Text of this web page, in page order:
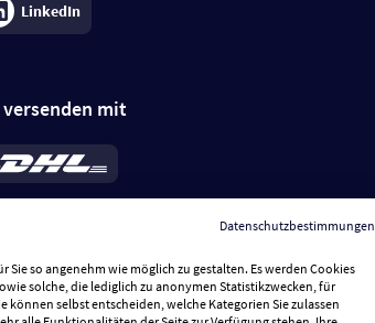
LinkedIn
mit
6,95 €; bei Kühlware zzgl. 0,99 €
insgesamt 7,94 €. Lieferzeit3-
Datenschutzbestimmungen
Sie so angenehm wie möglich zu gestalten. Es werden Cookies
solche, die lediglich zu anonymen Statistikzwecken, für
selbst entscheiden, welche Kategorien Sie zulassen